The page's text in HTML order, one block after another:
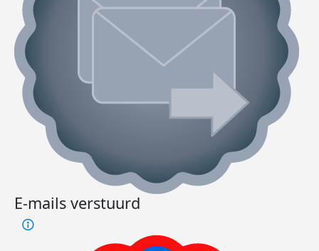
E-mails verstuurd